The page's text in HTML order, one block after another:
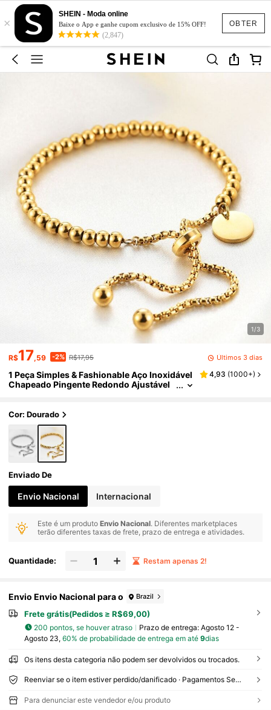
OBTER
×
SHEIN - Moda online
Baixe o App e ganhe cupom exclusivo de 15% OFF!
(2,847)
1/3
R$17,59 -2% R$17,95 Últimos 3 dias
1 Peça Simples & Fashionable Aço Inoxidável
Chapeado Pingente Redondo Ajustável
4,93 (1000+)
Cor: Dourado
Enviado De
Envio Nacional Internacional
Este é um produtoEnvio Nacional. Diferentes marketplaces
terão diferentes taxas de frete, prazo de entrega e atividades.
Quantidade: Restam apenas 2!
Envio Envio Nacional para o Brazil
Frete grátis(Pedidos ≥ R$69,00)
200 pontos, se houver atraso Prazo de entrega: Agosto 12 -
Agosto 23, 60% de probabilidade de entrega em até 9dias
Os itens desta categoria não podem ser devolvidos ou trocados.
Reenviar se o item estiver perdido/danificado · Pagamentos Seguros · Proteção de privacidade
Para denunciar este vendedor e/ou produto